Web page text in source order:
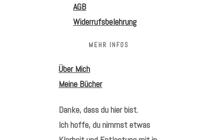
AGB
Widerrufsbelehrung
MEHR INFOS
Über Mich
Meine Bücher
Danke, dass du hier bist.
Ich hoffe, du nimmst etwas